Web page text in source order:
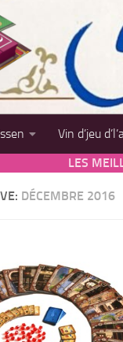
Vin d’jeu
LES
DÉCEMBRE 2016